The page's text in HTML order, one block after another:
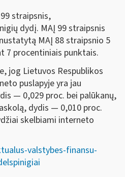
straipsnis,
dydį. MAĮ 99 straipsnis
MAĮ 88 straipsnio 5
7 procentiniais punktais.
jog Lietuvos Respublikos
puslapyje yra jau
— 0,029 proc. bei palūkanų,
dydis — 0,010 proc.
skelbiami interneto
valstybes-finansu-